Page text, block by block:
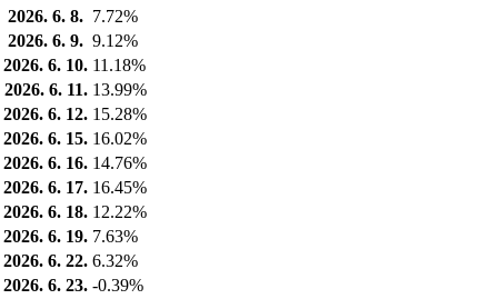
2026. 6. 8. 7.72%
2026. 6. 9. 9.12%
2026. 6. 10. 11.18%
2026. 6. 11. 13.99%
2026. 6. 12. 15.28%
2026. 6. 15. 16.02%
2026. 6. 16. 14.76%
2026. 6. 17. 16.45%
2026. 6. 18. 12.22%
2026. 6. 19. 7.63%
2026. 6. 22. 6.32%
2026. 6. 23. -0.39%